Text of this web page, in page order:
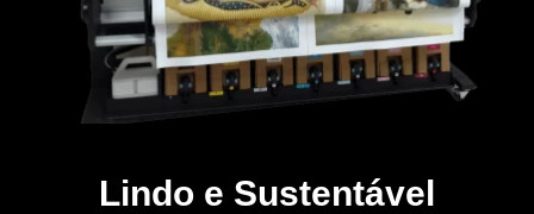
Lindo e Sustentável